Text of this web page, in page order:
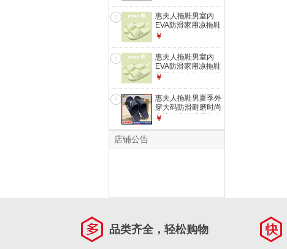
EVA 浅灰 42-43
（适合41-42码）
4
惠夫人拖鞋男室内
EVA防滑家用凉拖鞋
男居家浴室拖鞋洗澡
EVA 绿色 40-41
（适合39-40码）
￥
5
惠夫人拖鞋男室内
EVA防滑家用凉拖鞋
男居家浴室拖鞋洗澡
EVA 绿色 38-39
（适合37-38码）
￥
6
惠夫人拖鞋男夏季外
穿大码防滑耐磨时尚
潮流浴室洗澡居家休
￥
店铺公告
品类齐全，轻松购物